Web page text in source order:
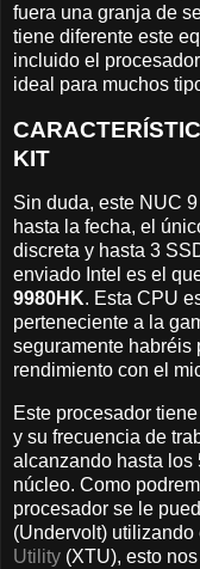
fuera una granja de
tiene diferente este
incluido el
ideal para muchos
KIT
Sin duda, este NUC
hasta la fecha, el
discreta y hasta 3
enviado Intel es el
9980HK. Esta CPU
perteneciente a la
seguramente habréis
rendimiento con el
Este procesador
y su frecuencia de
alcanzando hasta los
núcleo. Como
procesador se le
(Undervolt) utilizando
Utility (XTU), esto